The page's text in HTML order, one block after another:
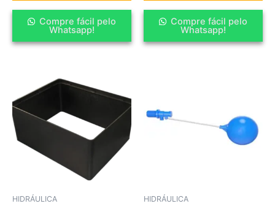
Compre fácil pelo
Whatsapp!
Compre fácil pelo
Whatsapp!
HIDRÁULICA HIDRÁULICA